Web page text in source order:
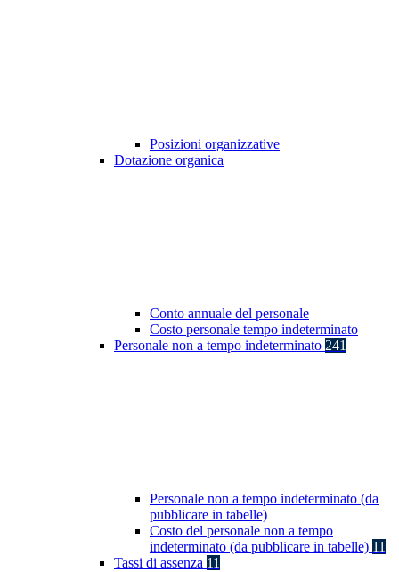
Posizioni organizzative
Dotazione organica
Conto annuale del personale
Costo personale tempo indeterminato
Personale non a tempo indeterminato 241
Personale non a tempo indeterminato (da
pubblicare in tabelle)
Costo del personale non a tempo
indeterminato (da pubblicare in tabelle) 11
Tassi di assenza 11